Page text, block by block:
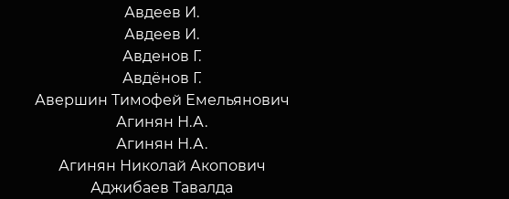
Авдеев И.
Авдеев И.
Авденов Г.
Авдёнов Г.
Авершин Тимофей Емельянович
Агинян Н.А.
Агинян Н.А.
Агинян Николай Акопович
Аджибаев Тавалда